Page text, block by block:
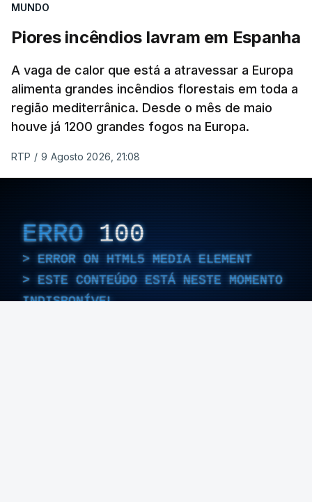
MOMENTO INDISPONÍVEL
ARTIGOS RELACIONADOS
Interna diz estar a ser feito
MUNDO
Piores incêndios lavram em Espanha
A vaga de calor que está a atravessar a Europa
alimenta grandes incêndios florestais em toda a
região mediterrânica. Desde o mês de maio
houve já 1200 grandes fogos na Europa.
RTP / 9 Agosto 2026, 21:08
ERRO 100
ERROR ON HTML5 MEDIA ELEMENT
ESTE CONTEÚDO ESTÁ NESTE MOMENTO
INDISPONÍVEL